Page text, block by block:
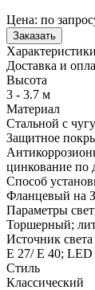
Цена: по
Заказать
Характеристики
Доставка и
Высота
3 - 3.7 м
Материал
Стальной с
Защитное
цинкование по
Способ
Фланцевый на
Параметры
Торшерный;
Источник света
Е 27/ Е 40;
Стиль
Классический